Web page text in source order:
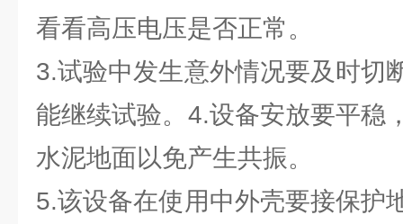
看看高压电压是否正常。
3.试验中发生意外情况要及时切
能继续试验。4.设备安放要平稳
水泥地面以免产生共振。
5.该设备在使用中外壳要接保护